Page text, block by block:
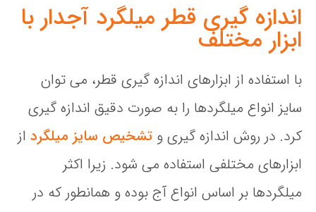
اندازه گیری قطر میلگرد آجدار با
ابزار مختلف
با استفاده از ابزارهای اندازه گیری قطر، می توان
سایز انواع میلگردها را به صورت دقیق اندازه گیری
کرد. در روش اندازه گیری وتشخیص سایز میلگرداز
ابزارهای مختلفی استفاده می شود. زیرا اکثر
میلگردها بر اساس انواع آج بوده و همانطور که در